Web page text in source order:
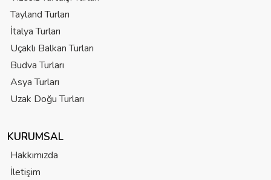
Tayland Turları
İtalya Turları
Uçaklı Balkan Turları
Budva Turları
Asya Turları
Uzak Doğu Turları
KURUMSAL
Hakkımızda
İletişim